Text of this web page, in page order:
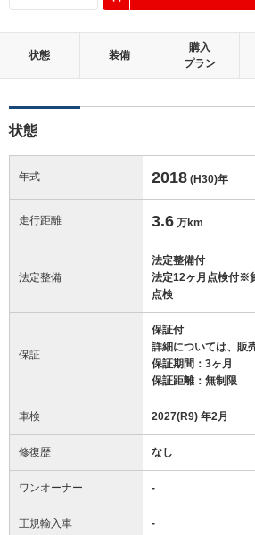
状態 装備
購入
プラン
状態
年式 2018 (H30)年
走行距離 3.6 万km
法定整備
法定整備付
法定12ヶ月点検付※
点検
保証
保証付
詳細については、販
保証期間：3ヶ月
保証距離：無制限
車検 2027(R9) 年2月
修復歴 なし
ワンオーナー -
正規輸入車 -